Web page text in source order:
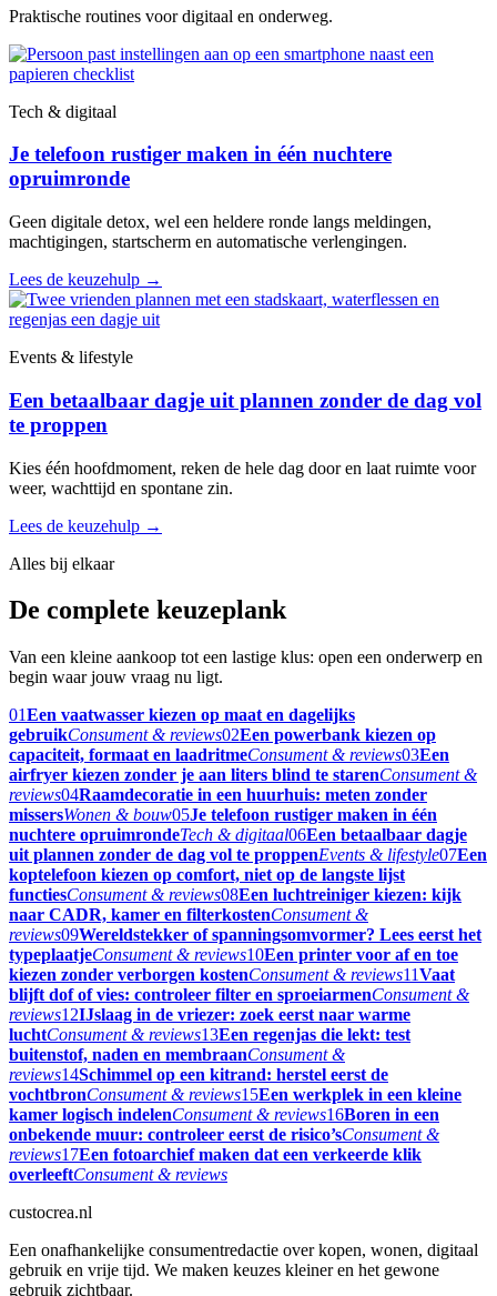
Praktische routines voor digitaal en onderweg.
Tech & digitaal
Je telefoon rustiger maken in één nuchtere
opruimronde
Geen digitale detox, wel een heldere ronde langs meldingen,
machtigingen, startscherm en automatische verlengingen.
Lees de keuzehulp →
Events & lifestyle
Een betaalbaar dagje uit plannen zonder de dag vol
te proppen
Kies één hoofdmoment, reken de hele dag door en laat ruimte voor
weer, wachttijd en spontane zin.
Lees de keuzehulp →
Alles bij elkaar
De complete keuzeplank
Van een kleine aankoop tot een lastige klus: open een onderwerp en
begin waar jouw vraag nu ligt.
01Een vaatwasser kiezen op maat en dagelijks
gebruikConsument & reviews02Een powerbank kiezen op
capaciteit, formaat en laadritmeConsument & reviews03Een
airfryer kiezen zonder je aan liters blind te starenConsument &
reviews04Raamdecoratie in een huurhuis: meten zonder
missersWonen & bouw05Je telefoon rustiger maken in één
nuchtere opruimrondeTech & digitaal06Een betaalbaar dagje
uit plannen zonder de dag vol te proppenEvents & lifestyle07Een
koptelefoon kiezen op comfort, niet op de langste lijst
functiesConsument & reviews08Een luchtreiniger kiezen: kijk
naar CADR, kamer en filterkostenConsument &
reviews09Wereldstekker of spanningsomvormer? Lees eerst het
typeplaatjeConsument & reviews10Een printer voor af en toe
kiezen zonder verborgen kostenConsument & reviews11Vaat
blijft dof of vies: controleer filter en sproeiarmenConsument &
reviews12IJslaag in de vriezer: zoek eerst naar warme
luchtConsument & reviews13Een regenjas die lekt: test
buitenstof, naden en membraanConsument &
reviews14Schimmel op een kitrand: herstel eerst de
vochtbronConsument & reviews15Een werkplek in een kleine
kamer logisch indelenConsument & reviews16Boren in een
onbekende muur: controleer eerst de risico’sConsument &
reviews17Een fotoarchief maken dat een verkeerde klik
overleeftConsument & reviews
custocrea.nl
Een onafhankelijke consumentredactie over kopen, wonen, digitaal
gebruik en vrije tijd. We maken keuzes kleiner en het gewone
gebruik zichtbaar.